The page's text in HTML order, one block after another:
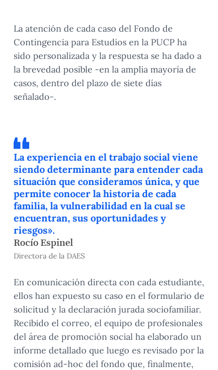
La atención de cada caso del Fondo de
Contingencia para Estudios en la PUCP ha
sido personalizada y la respuesta se ha dado a
la brevedad posible -en la amplia mayoría de
casos, dentro del plazo de siete días
señalado-.
La experiencia en el trabajo social viene
siendo determinante para entender cada
situación que consideramos única, y que
permite conocer la historia de cada
familia, la vulnerabilidad en la cual se
encuentran, sus oportunidades y
riesgos».
Rocío Espinel
Directora de la DAES
En comunicación directa con cada estudiante,
ellos han expuesto su caso en el formulario de
solicitud y la declaración jurada sociofamiliar.
Recibido el correo, el equipo de profesionales
del área de promoción social ha elaborado un
informe detallado que luego es revisado por la
comisión ad-hoc del fondo que, finalmente,